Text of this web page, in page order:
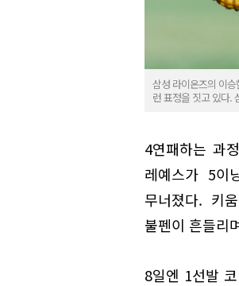
삼성 라이온즈의 이
런 표정을 짓고 있다.
4연패하는 과
레예스가 5
무너졌다. 키
불펜이 흔들리
8일엔 1선발